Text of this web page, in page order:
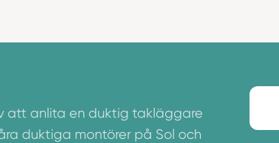
att anlita en duktig takläggare
duktiga montörer på Sol och